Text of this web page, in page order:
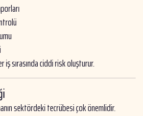
iş sırasında ciddi risk oluşturur.
sektördeki tecrübesi çok önemlidir.